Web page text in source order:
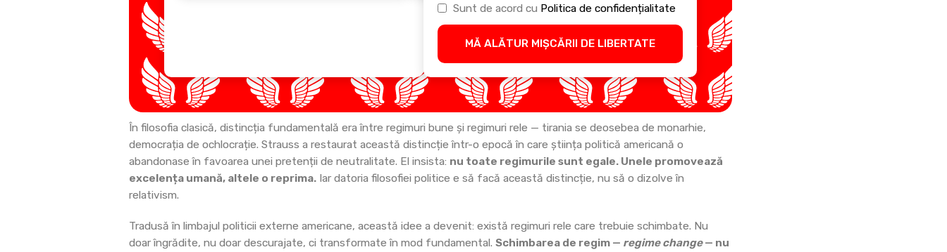
Sunt de acord cu Politica de confidențialitate
MĂ ALĂTUR MIȘCĂRII DE LIBERTATE
În filosofia clasică, distincția fundamentală era între regimuri bune și regimuri rele — tirania se deosebea de monarhie,
democrația de ochlocrație. Strauss a restaurat această distincție într-o epocă în care știința politică americană o
abandonase în favoarea unei pretenții de neutralitate. El insista: nu toate regimurile sunt egale. Unele promovează
excelența umană, altele o reprima. Iar datoria filosofiei politice e să facă această distincție, nu să o dizolve în
relativism.
Tradusă în limbajul politicii externe americane, această idee a devenit: există regimuri rele care trebuie schimbate. Nu
doar îngrădite, nu doar descurajate, ci transformate în mod fundamental.Schimbarea de regim — regime change— nu